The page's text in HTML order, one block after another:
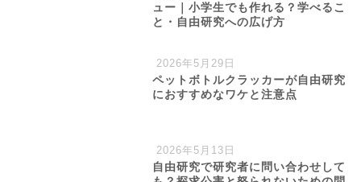
ュー｜小学生でも作れる？学べるこ
と・自由研究への広げ方
2026年5月29日
ペットボトルクラッカーが自由研究
におすすめなワケと注意点
2026年5月13日
自由研究で研究者に問い合わせして